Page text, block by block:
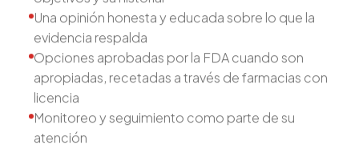
Una opinión honesta y educada sobre lo que la
evidencia respalda
Opciones aprobadas por la FDA cuando son
apropiadas, recetadas a través de farmacias con
licencia
Monitoreo y seguimiento como parte de su
atención